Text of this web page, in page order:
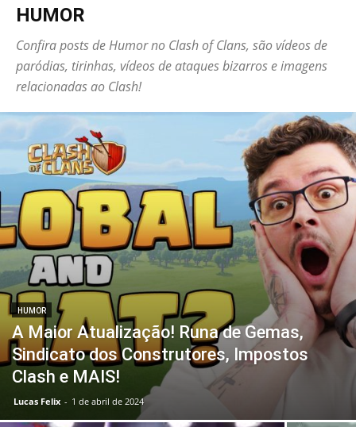
HUMOR
Confira posts de Humor no Clash of Clans, são vídeos de
paródias, tirinhas, vídeos de ataques bizarros e imagens
relacionadas ao Clash!
HUMOR
A Maior Atualização! Runa de Gemas,
Sindicato dos Construtores, Impostos
Clash e MAIS!
Lucas Felix - 1 de abril de 2024